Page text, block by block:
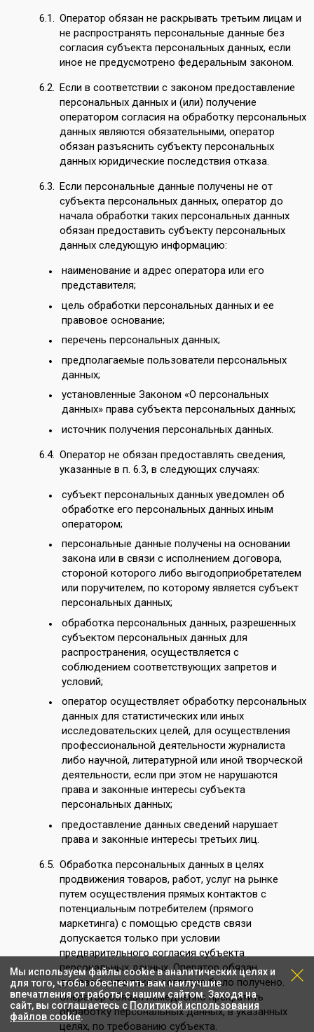
Оператор обязан не раскрывать третьим лицам и
не распространять персональные данные без
согласия субъекта персональных данных, если
иное не предусмотрено федеральным законом.
Если в соответствии с законом предоставление
персональных данных и (или) получение
оператором согласия на обработку персональных
данных являются обязательными, оператор
обязан разъяснить субъекту персональных
данных юридические последствия отказа.
Если персональные данные получены не от
субъекта персональных данных, оператор до
начала обработки таких персональных данных
обязан предоставить субъекту персональных
данных следующую информацию:
наименование и адрес оператора или его
представителя;
цель обработки персональных данных и ее
правовое основание;
перечень персональных данных;
предполагаемые пользователи персональных
данных;
установленные Законом «О персональных
данных» права субъекта персональных данных;
источник получения персональных данных.
Оператор не обязан предоставлять сведения,
указанные в п. 6.3, в следующих случаях:
субъект персональных данных уведомлен об
обработке его персональных данных иным
оператором;
персональные данные получены на основании
закона или в связи с исполнением договора,
стороной которого либо выгодоприобретателем
или поручителем, по которому является субъект
персональных данных;
обработка персональных данных, разрешенных
субъектом персональных данных для
распространения, осуществляется с
соблюдением соответствующих запретов и
условий;
оператор осуществляет обработку персональных
данных для статистических или иных
исследовательских целей, для осуществления
профессиональной деятельности журналиста
либо научной, литературной или иной творческой
деятельности, если при этом не нарушаются
права и законные интересы субъекта
персональных данных;
предоставление данных сведений нарушает
права и законные интересы третьих лиц.
Обработка персональных данных в целях
продвижения товаров, работ, услуг на рынке
путем осуществления прямых контактов с
потенциальным потребителем (прямого
маркетинга) с помощью средств связи
допускается только при условии
предварительного согласия субъекта
персональных данных. Оператор обязан
доказать, что такое согласие было получено.
Оператор обязан немедленно прекратить
обработку персональных данных, в указанных
целях, по требованию субъекта.
Мы используем файлы cookie в аналитических целях и
для того, чтобы обеспечить вам наилучшие
впечатления от работы с нашим сайтом. Заходя на
сайт, вы соглашаетесь с Политикой использования
файлов cookie.